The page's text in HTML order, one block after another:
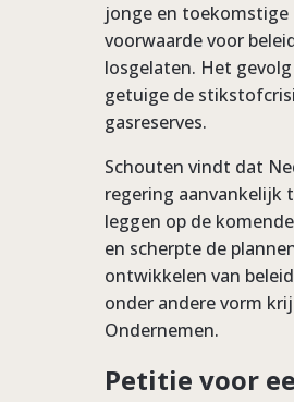
jonge en toekomstige
voorwaarde voor
losgelaten. Het
getuige de
gasreserves.
Schouten vindt dat
regering aanvankelijk
leggen op de
en scherpte de
ontwikkelen van
onder andere vorm
Ondernemen.
Petitie voor